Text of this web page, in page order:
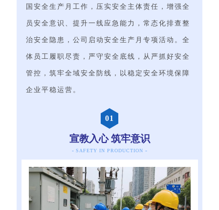
国安全生产月工作，压实安全主体责任，增强全
员安全意识、提升一线应急能力，常态化排查整
治安全隐患，公司启动安全生产月专项活动。全
体员工履职尽责，严守安全底线，从严抓好安全
管控，筑牢全域安全防线，以稳定安全环境保障
企业平稳运营。
01
宣教入心 筑牢意识
- SAFETY IN PRODUCTION -